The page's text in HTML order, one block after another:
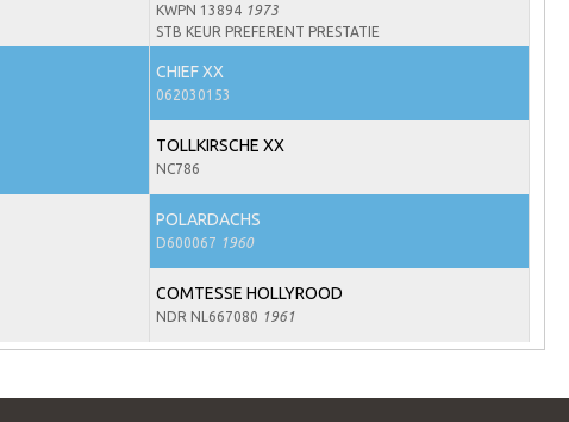
KWPN 13894 1973
STB KEUR PREFERENT PRESTATIE
CHIEF XX
062030153
TOLLKIRSCHE XX
NC786
POLARDACHS
D600067 1960
COMTESSE HOLLYROOD
NDR NL667080 1961